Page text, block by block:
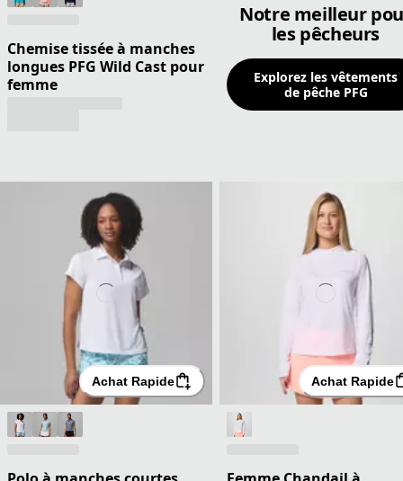
Chemise tissée à manches
longues PFG Wild Cast pour
femme
Notre meilleur
les pêcheurs
Explorez les vêtements
de pêche PFG
Achat Rapide Achat Rapide